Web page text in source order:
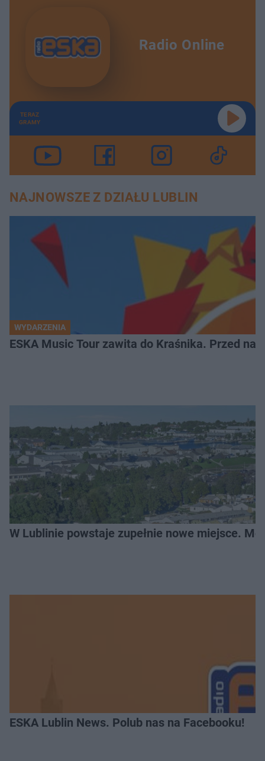
Radio Online
TERAZ
GRAMY
NAJNOWSZE Z DZIAŁU LUBLIN
WYDARZENIA
ESKA Music Tour zawita do Kraśnika. Przed
W Lublinie powstaje zupełnie nowe miejsce.
ESKA Lublin News. Polub nas na Facebooku!